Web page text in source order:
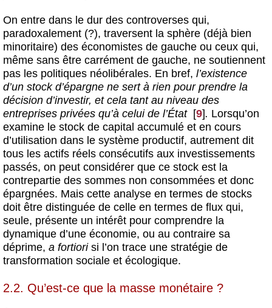
On entre dans le dur des controverses qui,
paradoxalement (?), traversent la sphère (déjà bien
minoritaire) des économistes de gauche ou ceux qui,
même sans être carrément de gauche, ne soutiennent
pas les politiques néolibérales. En bref, l’existence
d’un stock d’épargne ne sert à rien pour prendre la
décision d’investir, et cela tant au niveau des
entreprises privées qu’à celui de l’État [9]. Lorsqu’on
examine le stock de capital accumulé et en cours
d’utilisation dans le système productif, autrement dit
tous les actifs réels consécutifs aux investissements
passés, on peut considérer que ce stock est la
contrepartie des sommes non consommées et donc
épargnées. Mais cette analyse en termes de stocks
doit être distinguée de celle en termes de flux qui,
seule, présente un intérêt pour comprendre la
dynamique d’une économie, ou au contraire sa
déprime, a fortiorisi l’on trace une stratégie de
transformation sociale et écologique.
2.2. Qu’est-ce que la masse monétaire ?